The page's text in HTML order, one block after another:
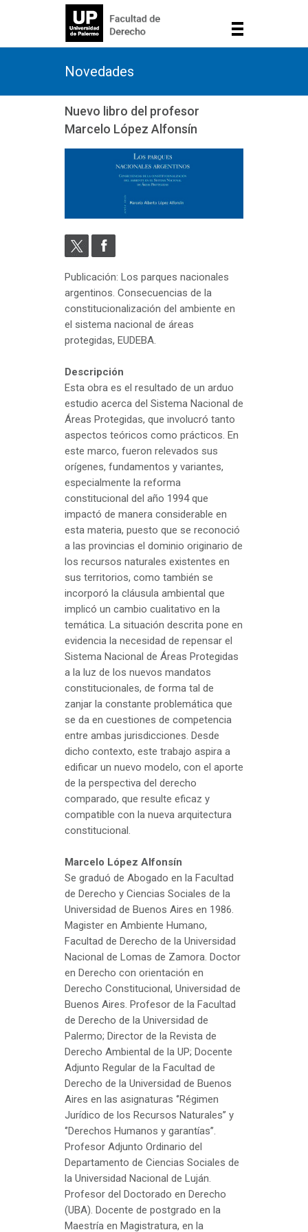
Novedades
Nuevo libro del profesor
Marcelo López Alfonsín
Publicación: Los parques nacionales
argentinos. Consecuencias de la
constitucionalización del ambiente en
el sistema nacional de áreas
protegidas, EUDEBA.
Descripción
Esta obra es el resultado de un arduo
estudio acerca del Sistema Nacional de
Áreas Protegidas, que involucró tanto
aspectos teóricos como prácticos. En
este marco, fueron relevados sus
orígenes, fundamentos y variantes,
especialmente la reforma
constitucional del año 1994 que
impactó de manera considerable en
esta materia, puesto que se reconoció
a las provincias el dominio originario de
los recursos naturales existentes en
sus territorios, como también se
incorporó la cláusula ambiental que
implicó un cambio cualitativo en la
temática. La situación descrita pone en
evidencia la necesidad de repensar el
Sistema Nacional de Áreas Protegidas
a la luz de los nuevos mandatos
constitucionales, de forma tal de
zanjar la constante problemática que
se da en cuestiones de competencia
entre ambas jurisdicciones. Desde
dicho contexto, este trabajo aspira a
edificar un nuevo modelo, con el aporte
de la perspectiva del derecho
comparado, que resulte eficaz y
compatible con la nueva arquitectura
constitucional.
Marcelo López Alfonsín
Se graduó de Abogado en la Facultad
de Derecho y Ciencias Sociales de la
Universidad de Buenos Aires en 1986.
Magister en Ambiente Humano,
Facultad de Derecho de la Universidad
Nacional de Lomas de Zamora. Doctor
en Derecho con orientación en
Derecho Constitucional, Universidad de
Buenos Aires. Profesor de la Facultad
de Derecho de la Universidad de
Palermo; Director de la Revista de
Derecho Ambiental de la UP; Docente
Adjunto Regular de la Facultad de
Derecho de la Universidad de Buenos
Aires en las asignaturas ‘’Régimen
Jurídico de los Recursos Naturales’’ y
‘’Derechos Humanos y garantías’’.
Profesor Adjunto Ordinario del
Departamento de Ciencias Sociales de
la Universidad Nacional de Luján.
Profesor del Doctorado en Derecho
(UBA). Docente de postgrado en la
Maestría en Magistratura, en la